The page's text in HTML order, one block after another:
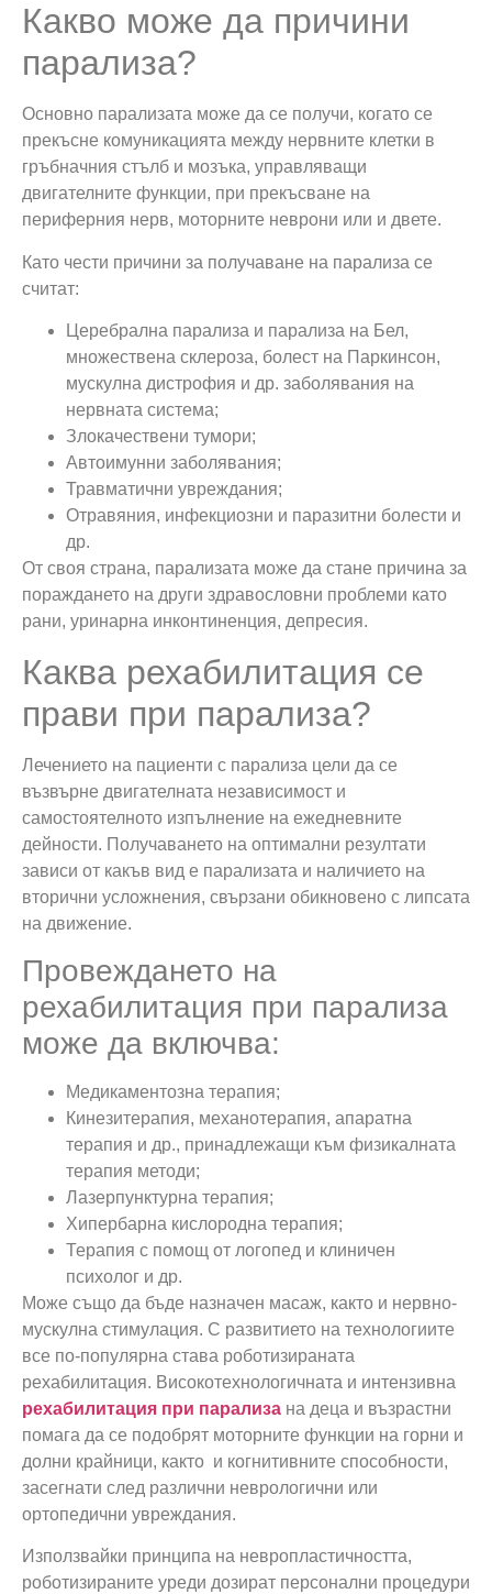
Какво може да причини
парализа?
Основно парализата може да се получи, когато се
прекъсне комуникацията между нервните клетки в
гръбначния стълб и мозъка, управляващи
двигателните функции, при прекъсване на
периферния нерв, моторните неврони или и двете.
Като чести причини за получаване на парализа се
считат:
Церебрална парализа и парализа на Бел,
множествена склероза, болест на Паркинсон,
мускулна дистрофия и др. заболявания на
нервната система;
Злокачествени тумори;
Автоимунни заболявания;
Травматични увреждания;
Отравяния, инфекциозни и паразитни болести и
др.
От своя страна, парализата може да стане причина за
пораждането на други здравословни проблеми като
рани, уринарна инконтиненция, депресия.
Каква рехабилитация се
прави при парализа?
Лечението на пациенти с парализа цели да се
възвърне двигателната независимост и
самостоятелното изпълнение на ежедневните
дейности. Получаването на оптимални резултати
зависи от какъв вид е парализата и наличието на
вторични усложнения, свързани обикновено с липсата
на движение.
Провеждането на
рехабилитация при парализа
може да включва:
Медикаментозна терапия;
Кинезитерапия, механотерапия, апаратна
терапия и др., принадлежащи към физикалната
терапия методи;
Лазерпунктурна терапия;
Хипербарна кислородна терапия;
Терапия с помощ от логопед и клиничен
психолог и др.
Може също да бъде назначен масаж, както и нервно-
мускулна стимулация. С развитието на технологиите
все по-популярна става роботизираната
рехабилитация. Високотехнологичната и интензивна
рехабилитация при парализа на деца и възрастни
помага да се подобрят моторните функции на горни и
долни крайници, както и когнитивните способности,
засегнати след различни неврологични или
ортопедични увреждания.
Използвайки принципа на невропластичността,
роботизираните уреди дозират персонални процедури